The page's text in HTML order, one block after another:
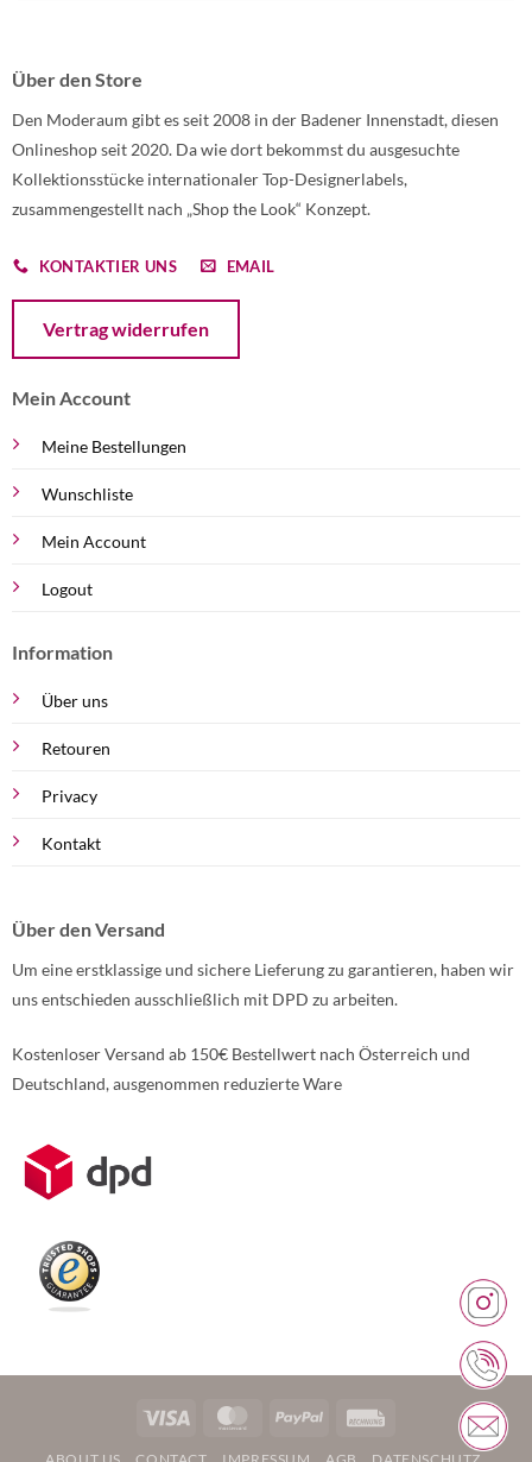
Über den Store
Den Moderaum gibt es seit 2008 in der Badener Innenstadt, diesen
Onlineshop seit 2020. Da wie dort bekommst du ausgesuchte
Kollektionsstücke internationaler Top-Designerlabels,
zusammengestellt nach „Shop the Look“ Konzept.
KONTAKTIER UNS EMAIL
Vertrag widerrufen
Mein Account
Meine Bestellungen
Wunschliste
Mein Account
Logout
Information
Über uns
Retouren
Privacy
Kontakt
Über den Versand
Um eine erstklassige und sichere Lieferung zu garantieren, haben wir
uns entschieden ausschließlich mit DPD zu arbeiten.
Kostenloser Versand ab 150€ Bestellwert nach Österreich und
Deutschland, ausgenommen reduzierte Ware
Weitere Informationen über den gesperrten Inhalt.
Visa MasterCardPayPal